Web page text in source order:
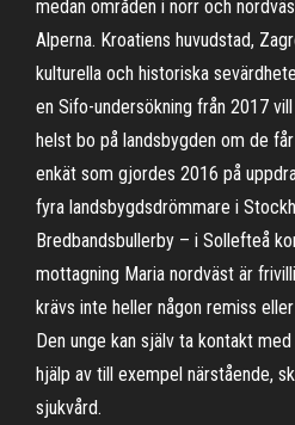
medan områden i norr och
Alperna. Kroatiens huvudstad,
kulturella och historiska
en Sifo-undersökning från 2017
helst bo på landsbygden om de
enkät som gjordes 2016 på
fyra landsbygdsdrömmare i
Bredbandsbullerby – i Sollefteå
mottagning Maria nordväst är
krävs inte heller någon remiss
Den unge kan själv ta kontakt
hjälp av till exempel närstående,
sjukvård.